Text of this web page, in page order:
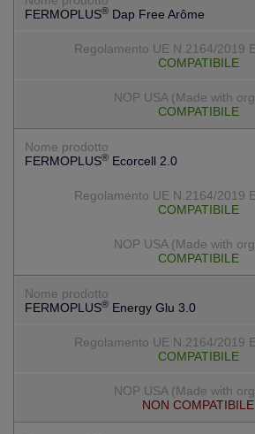
FERMOPLUS®Dap Free Arôme
COMPATIBILE
COMPATIBILE
FERMOPLUS®Ecorcell 2.0
COMPATIBILE
COMPATIBILE
FERMOPLUS®Energy Glu 3.0
COMPATIBILE
NON COMPATIBILE